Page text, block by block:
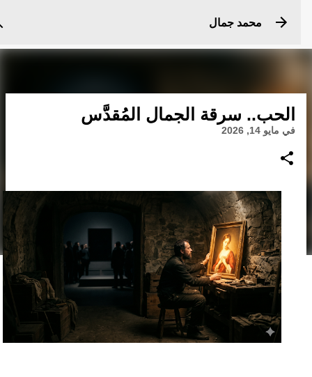
محمد جمال
الحب.. سرقة الجمال المُقدَّس
فيمايو 14, 2026